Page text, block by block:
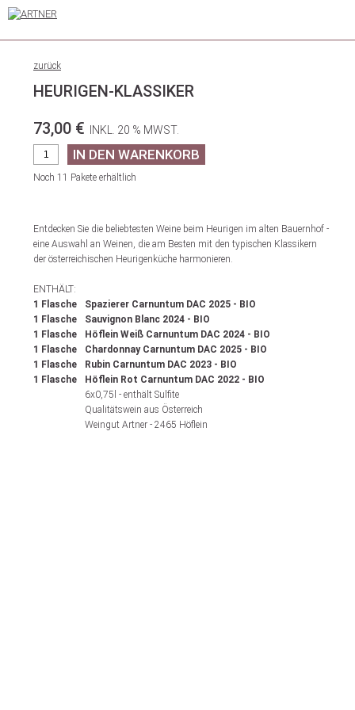
zurück
HEURIGEN-KLASSIKER
73,00 €
INKL. 20 % MWST.
Noch 11 Pakete erhältlich
Entdecken Sie die beliebtesten Weine beim Heurigen im alten Bauernhof -
eine Auswahl an Weinen, die am Besten mit den typischen Klassikern
der österreichischen Heurigenküche harmonieren.
ENTHÄLT:
1 Flasche
Spazierer Carnuntum DAC 2025 - BIO
1 Flasche
Sauvignon Blanc 2024 - BIO
1 Flasche
Höflein Weiß Carnuntum DAC 2024 - BIO
1 Flasche
Chardonnay Carnuntum DAC 2025 - BIO
1 Flasche
Rubin Carnuntum DAC 2023 - BIO
1 Flasche
Höflein Rot Carnuntum DAC 2022 - BIO
6x0,75l - enthält Sulfite
Qualitätswein aus Österreich
Weingut Artner - 2465 Höflein